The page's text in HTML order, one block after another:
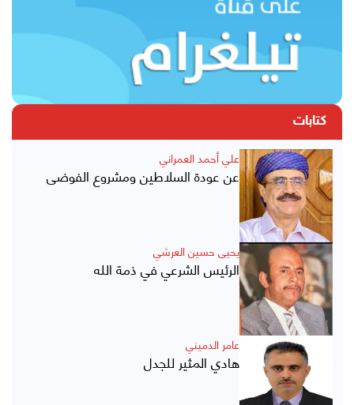
كتابات
علي أحمد العمراني
عن عودة السلاطين ومشروع الفوضى
يحيى حسين العرشي
الرئيس الشرعي في ذمة الله
عامر الدميني
هادي المثير للجدل